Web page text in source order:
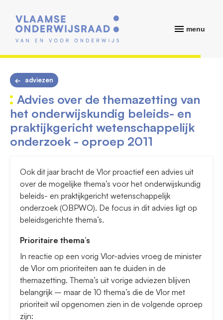
menu
adviezen
Advies over de themazetting van
het onderwijskundig beleids- en
praktijkgericht wetenschappelijk
onderzoek - oproep 2011
Ook dit jaar bracht de Vlor proactief een advies uit
over de mogelijke thema’s voor het onderwijskundig
beleids- en praktijkgericht wetenschappelijk
onderzoek (OBPWO). De focus in dit advies ligt op
beleidsgerichte thema’s.
Prioritaire thema’s
In reactie op een vorig Vlor-advies vroeg de minister
de Vlor om prioriteiten aan te duiden in de
themazetting. Thema’s uit vorige adviezen blijven
belangrijk – maar de 10 thema’s die de Vlor met
prioriteit wil opgenomen zien in de volgende oproep
zijn: